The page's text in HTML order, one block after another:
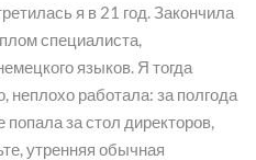
я в 21 год. Закончила
специалиста,
языков. Я тогда
неплохо работала: за полгода
за стол директоров,
утренняя обычная